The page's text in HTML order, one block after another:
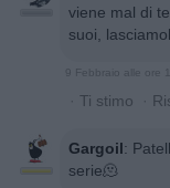
viene mal di
suoi,
9 Febbraio alle ore
· Ti stimo ·
Gargoil:
serie🫠